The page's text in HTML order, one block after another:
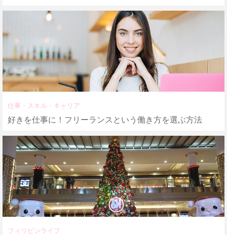
仕事・スキル・キャリア
好きを仕事に！フリーランスという働き方を選ぶ方法
フィリピンライフ